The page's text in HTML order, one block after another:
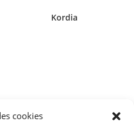
cookies
Kordia